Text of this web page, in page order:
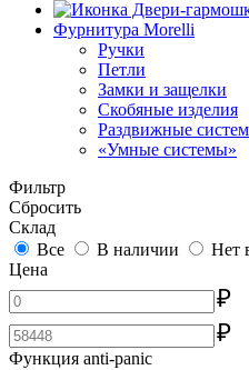
Фурнитура Morelli
Ручки
Петли
Замки и защелки
Скобяные изделия
Раздвижные
«Умные системы»
Фильтр
Сбросить
Склад
Все
В наличии
Нет
Цена
₽
₽
Функция anti-panic